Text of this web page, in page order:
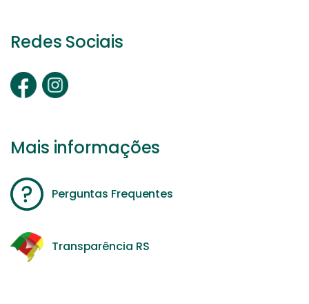
Redes Sociais
Mais informações
Perguntas Frequentes
Transparência RS